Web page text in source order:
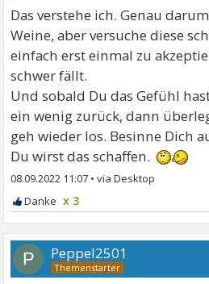
Das verstehe ich. Genau
Weine, aber versuche diese
einfach erst einmal zu
schwer fällt.
Und sobald Du das Gefühl
ein wenig zurück, dann
geh wieder los. Besinne Dich
Du wirst das schaffen.
08.09.2022 11:07 •
x 3
P Peppel2501